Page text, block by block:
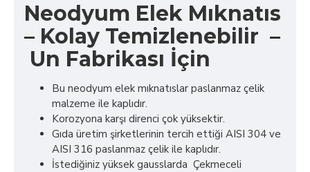
Neodyum Elek Mıknatıs
– Kolay Temizlenebilir –
Un Fabrikası İçin
Bu neodyum elek mıknatıslar paslanmaz çelik
malzeme ile kaplıdır.
Korozyona karşı direnci çok yüksektir.
Gıda üretim şirketlerinin tercih ettiği AISI 304 ve
AISI 316 paslanmaz çelik ile kaplıdır.
İstediğiniz yüksek gausslarda Çekmeceli